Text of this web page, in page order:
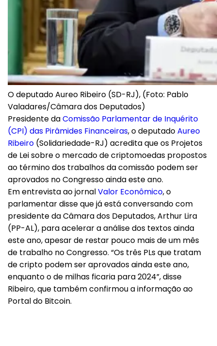
O deputado Aureo Ribeiro (SD-RJ), (Foto: Pablo
Valadares/Câmara dos Deputados)
Presidente daComissão Parlamentar de Inquérito
(CPI) das Pirâmides Financeiras, o deputadoAureo
Ribeiro (Solidariedade-RJ) acredita que os Projetos
de Lei sobre o mercado de criptomoedas propostos
ao término dos trabalhos da comissão podem ser
aprovados no Congresso ainda este ano.
Em entrevista ao jornalValor Econômico, o
parlamentar disse que já está conversando com
presidente da Câmara dos Deputados, Arthur Lira
(PP-AL), para acelerar a análise dos textos ainda
este ano, apesar de restar pouco mais de um mês
de trabalho no Congresso. “Os três PLs que tratam
de cripto podem ser aprovados ainda este ano,
enquanto o de milhas ficaria para 2024”, disse
Ribeiro, que também confirmou a informação ao
Portal do Bitcoin.